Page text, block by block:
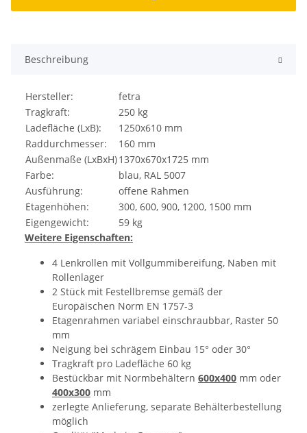
Beschreibung
Hersteller:
fetra
Tragkraft:
250 kg
Ladefläche (LxB):
1250x610 mm
Raddurchmesser:
160 mm
Außenmaße (LxBxH)1370x670x1725 mm
Farbe:
blau, RAL 5007
Ausführung:
offene Rahmen
Etagenhöhen:
300, 600, 900, 1200, 1500 mm
Eigengewicht:
59 kg
Weitere Eigenschaften:
4 Lenkrollen mit Vollgummibereifung, Naben mit
Rollenlager
2 Stück mit Festellbremse gemäß der
Europäischen Norm EN 1757-3
Etagenrahmen variabel einschraubbar, Raster 50
mm
Neigung bei schrägem Einbau 15° oder 30°
Tragkraft pro Ladefläche 60 kg
Bestückbar mit Normbehältern 600x400 mm oder
400x300 mm
zerlegte Anlieferung, separate Behälterbestellung
möglich